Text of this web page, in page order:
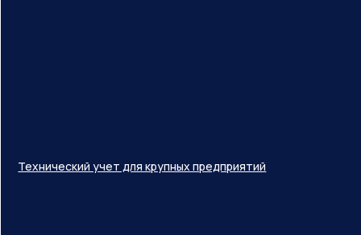
Технический учет для крупных предприятий